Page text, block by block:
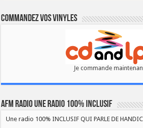
Commandez vos vinyles
Je commande
AFM RADIO UNE RADIO 100% INCLUSIF
Une radio 100% INCLUSIF QUI PARLE DE